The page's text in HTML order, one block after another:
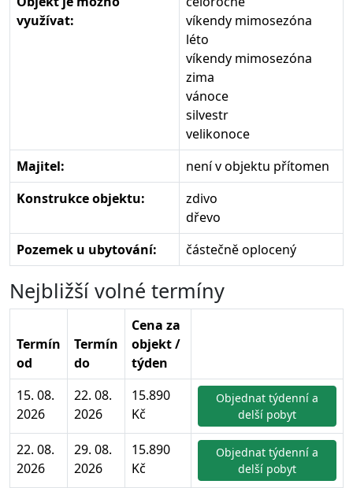
využívat:
víkendy mimosezóna
léto
víkendy mimosezóna
zima
vánoce
silvestr
velikonoce
Majitel:
není v objektu přítomen
Konstrukce objektu:
zdivo
dřevo
Pozemek u ubytování:
částečně oplocený
Nejbližší volné termíny
Termín
od
Termín
do
Cena za
objekt /
týden
15. 08.
2026
22. 08.
2026
15.890
Kč
Objednat týdenní a
delší pobyt
22. 08.
2026
29. 08.
2026
15.890
Kč
Objednat týdenní a
delší pobyt